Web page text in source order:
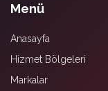
Menü
Anasayfa
Hizmet Bölgeleri
Markalar